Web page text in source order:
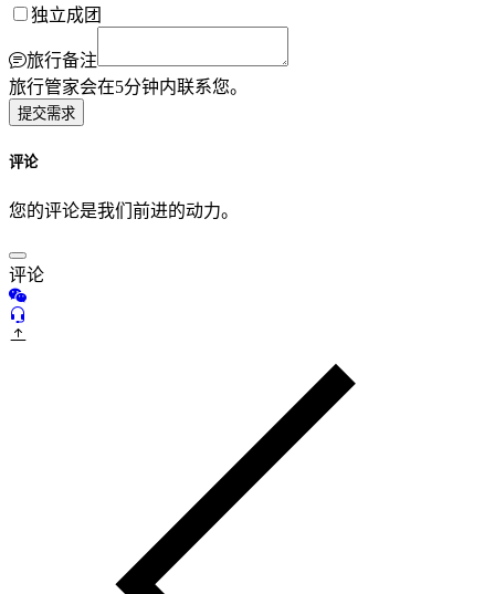
独立成团
旅行备注
旅行管家会在5分钟内联系您。
提交需求
评论
您的评论是我们前进的动力。
评论